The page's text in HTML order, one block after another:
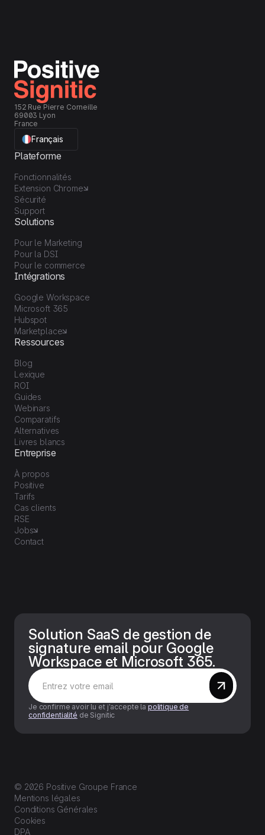
152 Rue Pierre Corneille
69003 Lyon
France
Français
Plateforme
Fonctionnalités
Extension Chrome
Sécurité
Support
Solutions
Pour le Marketing
Pour la DSI
Pour le commerce
Intégrations
Google Workspace
Microsoft 365
Hubspot
Marketplace
Ressources
Blog
Lexique
ROI
Guides
Webinars
Comparatifs
Alternatives
Livres blancs
Entreprise
À propos
Positive
Tarifs
Cas clients
RSE
Jobs
Contact
Solution SaaS de gestion de
signature email pour Google
Workspace et Microsoft 365.
Je confirme avoir lu et j’accepte la politique de
confidentialité de Signitic
© 2026 Positive Groupe France
Mentions légales
Conditions Générales
Cookies
DPA